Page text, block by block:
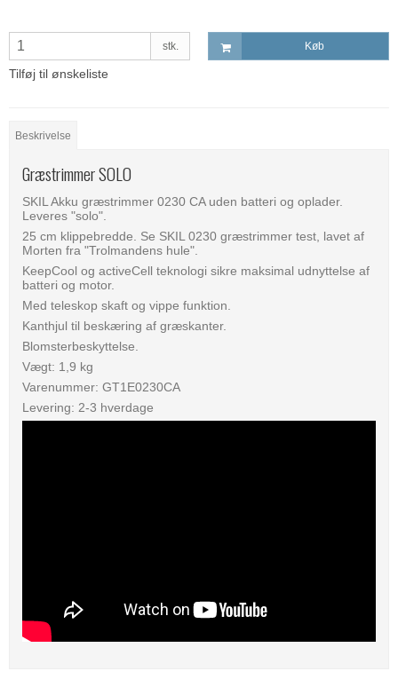
stk. Køb
Tilføj til ønskeliste
Beskrivelse
Græstrimmer SOLO
SKIL Akku græstrimmer 0230 CA uden batteri og oplader.
Leveres "solo".
25 cm klippebredde. Se SKIL 0230 græstrimmer test, lavet af
Morten fra "Trolmandens hule".
KeepCool og activeCell teknologi sikre maksimal udnyttelse af
batteri og motor.
Med teleskop skaft og vippe funktion.
Kanthjul til beskæring af græskanter.
Blomsterbeskyttelse.
Vægt: 1,9 kg
Varenummer: GT1E0230CA
Levering: 2-3 hverdage